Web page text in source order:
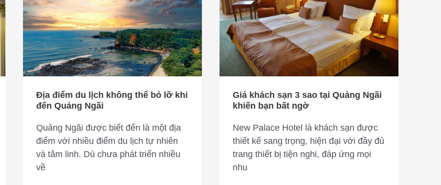
Địa điểm du lịch không thể bỏ lỡ khi
đến Quảng Ngãi
Quảng Ngãi được biết đến là một địa
điểm với nhiều điểm du lịch tự nhiên
và tâm linh. Dù chưa phát triển nhiều
về
du
lịch
không
thể
bỏ
lỡ
đến
Quảng
Ngãi
Giá khách sạn 3 sao tại Quảng Ngãi
khiến bạn bất ngờ
New Palace Hotel là khách sạn được
thiết kế sang trọng, hiện đại với đầy đủ
trang thiết bị tiện nghi, đáp ứng mọi
nhu
sạn
3
sao
tại
Quảng
Ngãi
bạn
ngờ